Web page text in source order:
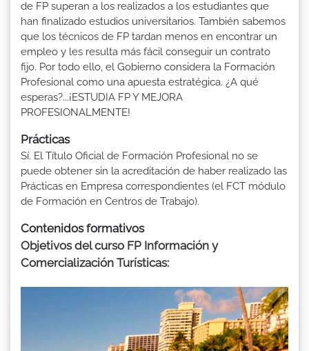
de FP superan a los realizados a los estudiantes que
han finalizado estudios universitarios. También sabemos
que los técnicos de FP tardan menos en encontrar un
empleo y les resulta más fácil conseguir un contrato
fijo. Por todo ello, el Gobierno considera la Formación
Profesional como una apuesta estratégica. ¿A qué
esperas?...¡ESTUDIA FP Y MEJORA
PROFESIONALMENTE!
Prácticas
Sí. El Título Oficial de Formación Profesional no se
puede obtener sin la acreditación de haber realizado las
Prácticas en Empresa correspondientes (el FCT módulo
de Formación en Centros de Trabajo).
Contenidos formativos
Objetivos del curso FP Información y
Comercialización Turísticas: